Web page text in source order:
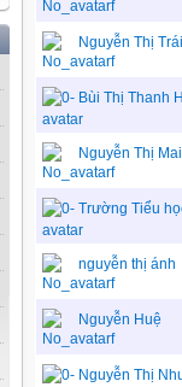
Nguyễn Thị Trái
Bùi Thị Thanh
Nguyễn Thị Mai
Trường Tiểu
nguyễn thị ánh
Nguyễn Huệ
Nguyễn Thị